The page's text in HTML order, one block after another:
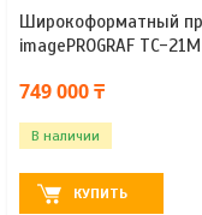
Широкоформатный
imagePROGRAF TC-21M
749 000 ₸
В наличии
КУПИТЬ